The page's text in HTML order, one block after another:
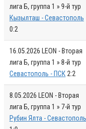
лига Б, группа 1 » 9-й тур
Кызылташ - Севастополь
0:2
16.05.2026 LEON - Вторая
лига Б, группа 1 » 8-й тур
Севастополь - ПСК2:2
8.05.2026 LEON - Вторая
лига Б, группа 1 » 7-й тур
Рубин Ялта - Севастополь